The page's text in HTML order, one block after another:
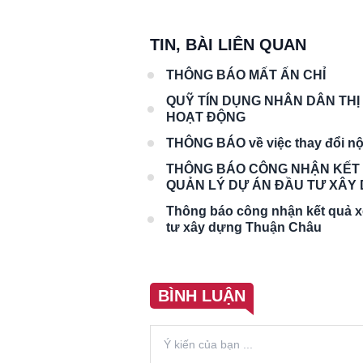
TIN, BÀI LIÊN QUAN
THÔNG BÁO MẤT ẤN CHỈ
QUỸ TÍN DỤNG NHÂN DÂN
HOẠT ĐỘNG
THÔNG BÁO về việc thay đổi
THÔNG BÁO CÔNG NHẬN
QUẢN LÝ DỰ ÁN ĐẦU TƯ XÂY
Thông báo công nhận kết quả
tư xây dựng Thuận Châu
BÌNH LUẬN